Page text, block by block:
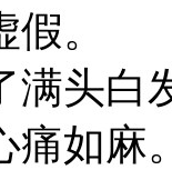
。
满头白
痛如麻